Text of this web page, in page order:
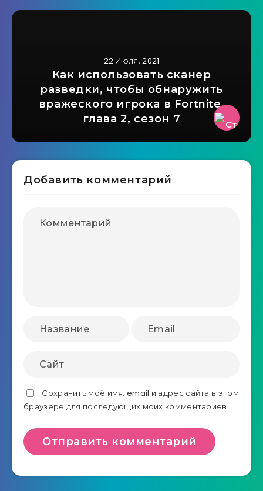
22 Июля, 2021
Как использовать сканер
разведки, чтобы обнаружить
вражеского игрока в Fortnite,
глава 2, сезон 7
Добавить комментарий
Сохранить моё имя, email и адрес сайта в этом
браузере для последующих моих комментариев.